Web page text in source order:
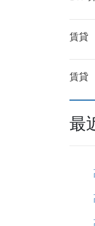
賃貸
賃貸
最